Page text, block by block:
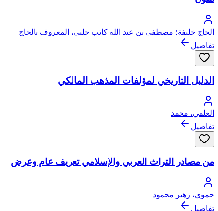
الحاج خليفة؛ مصطفى بن عبد الله كاتب جلبي، المعروف بالحاج
خليفة (حاجي خليفة )
تفاصيل
الدليل التاريخي لمؤلفات المذهب المالكي
العلمي، محمد
تفاصيل
من مصادر التراث العربي والإسلامي تعريف عام وعرض
حموي، زهير محمود
تفاصيل